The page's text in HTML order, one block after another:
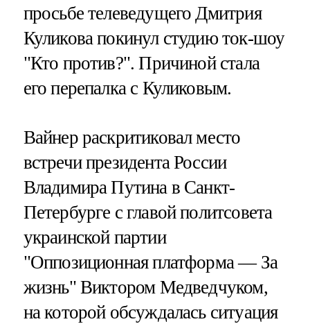
просьбе телеведущего Дмитрия
Куликова покинул студию ток-шоу
"Кто против?". Причиной стала
его перепалка с Куликовым.
Вайнер раскритиковал место
встречи президента России
Владимира Путина в Санкт-
Петербурге с главой политсовета
украинской партии
"Оппозиционная платформа — За
жизнь" Виктором Медведчуком,
на которой обсуждалась ситуация